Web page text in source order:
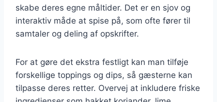
skabe deres egne måltider. Det er en sjov og
interaktiv måde at spise på, som ofte fører til
samtaler og deling af opskrifter.
For at gøre det ekstra festligt kan man tilføje
forskellige toppings og dips, så gæsterne kan
tilpasse deres retter. Overvej at inkludere friske